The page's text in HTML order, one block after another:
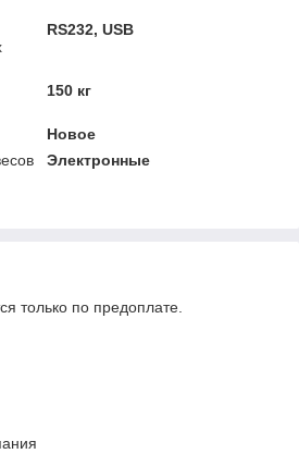
RS232, USB
150 кг
Новое
Электронные
только по предоплате.